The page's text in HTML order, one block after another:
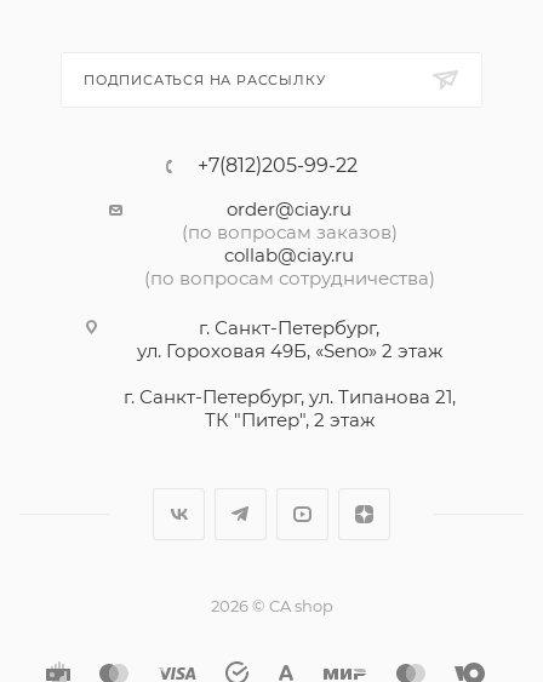
ПОДПИСАТЬСЯ НА РАССЫЛКУ
+7(812)205-99-22
order@ciay.ru
(по вопросам заказов)
collab@ciay.ru
(по вопросам сотрудничества)
г. Санкт-Петербург,
ул. Гороховая 49Б, «Seno» 2 этаж
г. Санкт-Петербург, ул. Типанова 21,
ТК "Питер", 2 этаж
2026 © CA shop